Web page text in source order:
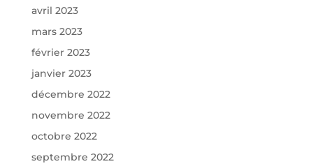
avril 2023
mars 2023
février 2023
janvier 2023
décembre 2022
novembre 2022
octobre 2022
septembre 2022